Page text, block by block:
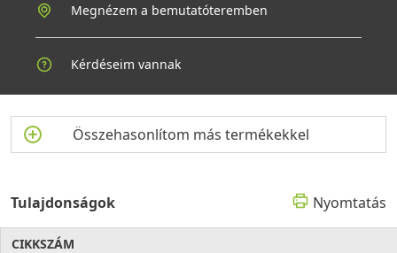
Megnézem a bemutatóteremben
Kérdéseim vannak
Összehasonlítom más termékekkel
Tulajdonságok Nyomtatás
CIKKSZÁM